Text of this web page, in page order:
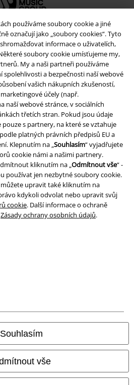
používáme soubory cookie a jiné
označují jako „soubory cookies“. Tyto
informace o uživatelích,
soubory cookie umísťujeme my,
My a naši partneři používáme
spolehlivosti a bezpečnosti naší webové
vašich nákupních zkušeností,
účely (např.
naší webové stránce, v sociálních
třetích stran. Pokud jsou údaje
pouze s partnery, na které se vztahuje
platných právních předpisů EU a
Klepnutím na „Souhlasím“ vyjadřujete
cookie námi a našimi partnery.
kliknutím na „Odmítnout vše“ -
používat jen nezbytné soubory cookie.
upravit také kliknutím na
kdykoli odvolat nebo upravit svůj
cookie. Další informace o ochraně
Zásady ochrany osobních údajů.
Souhlasím
vše
životního prostředí
bezpoštovného a balného